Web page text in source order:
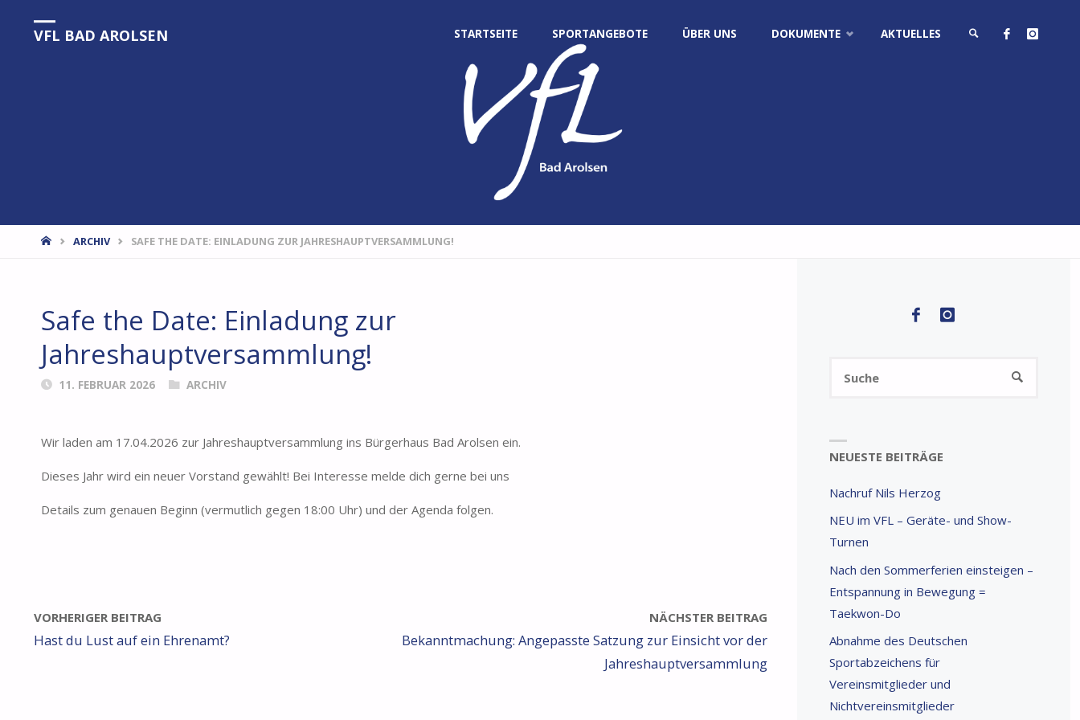
VFL BAD AROLSEN
Inhalt
springen
STARTSEITE SPORTANGEBOTE ÜBER UNS DOKUMENTE AKTUELLES
STARTARCHIV SAFE THE DATE: EINLADUNG ZUR JAHRESHAUPTVERSAMMLUNG!
Safe the Date: Einladung zur
Jahreshauptversammlung!
11. FEBRUAR 2026 ARCHIV
Wir laden am 17.04.2026 zur Jahreshauptversammlung ins Bürgerhaus Bad Arolsen ein.
Dieses Jahr wird ein neuer Vorstand gewählt! Bei Interesse melde dich gerne bei uns
Details zum genauen Beginn (vermutlich gegen 18:00 Uhr) und der Agenda folgen.
VORHERIGER BEITRAG
Hast du Lust auf ein Ehrenamt?
NÄCHSTER BEITRAG
Bekanntmachung: Angepasste Satzung zur Einsicht vor der
Jahreshauptversammlung
SUCHE
NEUESTE BEITRÄGE
Nachruf Nils Herzog
NEU im VFL – Geräte- und Show-
Turnen
Nach den Sommerferien einsteigen –
Entspannung in Bewegung =
Taekwon-Do
Abnahme des Deutschen
Sportabzeichens für
Vereinsmitglieder und
Nichtvereinsmitglieder